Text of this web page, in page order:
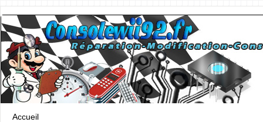
Accueil